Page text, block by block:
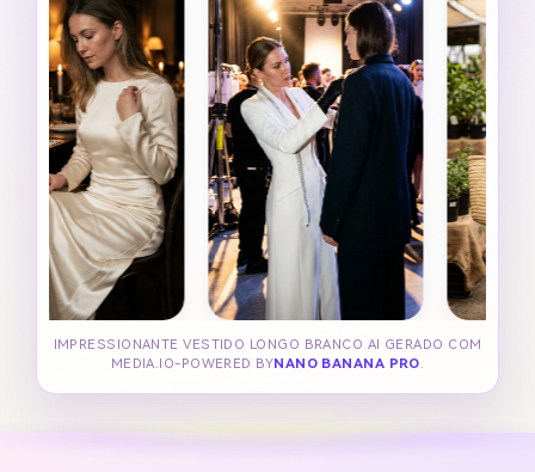
IMPRESSIONANTE VESTIDO LONGO BRANCO AI GERADO COM
MEDIA.IO-POWERED BYNANO BANANA PRO.